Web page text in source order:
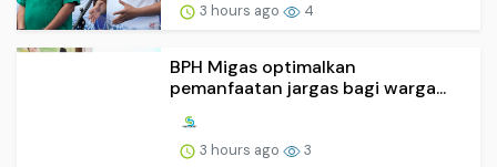
3 hours ago 4
BPH Migas optimalkan
pemanfaatan jargas bagi warga...
3 hours ago 3